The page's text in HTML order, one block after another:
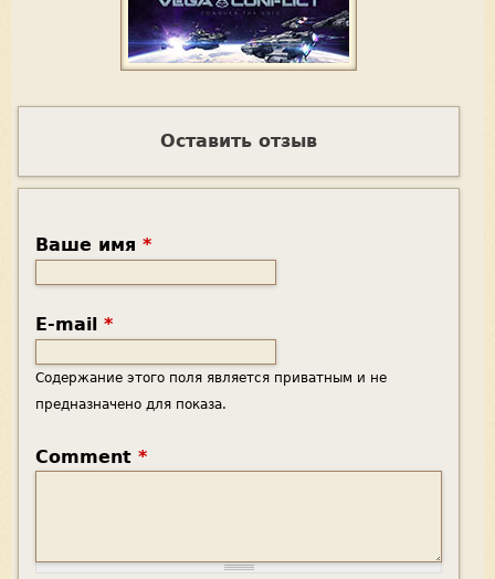
Оставить отзыв
Ваше имя *
E-mail *
Содержание этого поля является приватным и не
предназначено для показа.
Comment *